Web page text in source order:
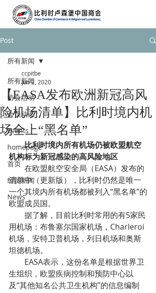
Post
所有新闻
协会活动
会员动态
Events
homepage
首页
经贸新闻
News
所有新闻
【EASA发布欧洲新冠高风
险机场清单】比利时境内机
场全上“黑名单”
ccpitbe
Jun 2, 2020
        比利时境内所有机场仍被欧盟航空
机构标为新冠感染的高风险地区
        在欧盟航空安全局（EASA）发布的
清单中（更新版），比利时仍然是唯一
一个其境内所有机场都被列入“黑名单”的
欧盟成员国。
用机场：布鲁塞尔国家机场，Charleroi
机场，安特卫普机场，列日机场和奥斯
坦德机场。
生组织，欧盟疾病控制和预防中心以
及“其他知名公共卫生机构”的信息编制